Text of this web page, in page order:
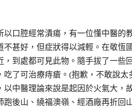
以口腔經常潰瘍，有一位懂中醫的
不甚好，但症狀得以減輕。在敬恆
，到處都可見此物。隨手拔了一些
了可治療痔瘡。(抱歉，不敢說太
以中醫理論來說是起因於火氣大，
跑後山、繞福澳嶺、經酒廠再折回